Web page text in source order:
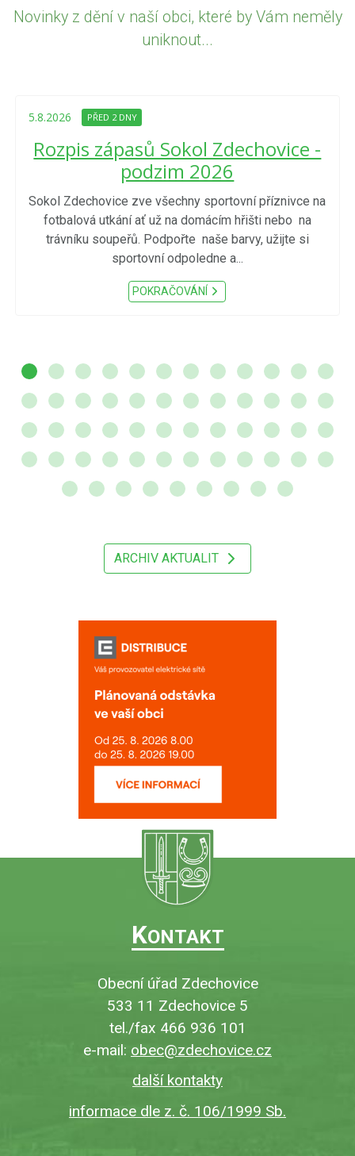
Novinky z dění v naší obci, které by Vám neměly
uniknout...
5.8.2026 PŘED 2 DNY
Rozpis zápasů Sokol Zdechovice -
podzim 2026
Sokol Zdechovice zve všechny sportovní příznivce na
fotbalová utkání ať už na domácím hřišti nebo na
trávníku soupeřů. Podpořte naše barvy, užijte si
sportovní odpoledne a...
POKRAČOVÁNÍ
ARCHIV AKTUALIT
KONTAKT
Obecní úřad Zdechovice
533 11 Zdechovice 5
tel./fax 466 936 101
e-mail: obec@zdechovice.cz
další kontakty
informace dle z. č. 106/1999 Sb.